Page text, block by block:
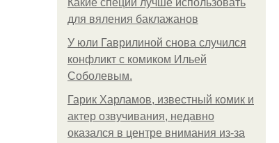
Какие специи лучше использовать
для вяления баклажанов
У юли Гаврилиной снова случился
конфликт с комиком Ильей
Соболевым.
Гарик Харламов, известный комик и
актер озвучивания, недавно
оказался в центре внимания из-за